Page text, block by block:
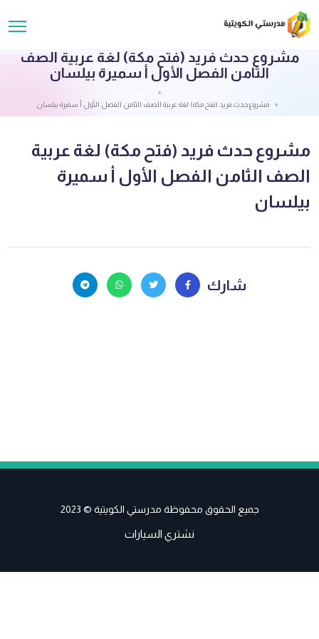
مشروع حدث فريد (فتح مكة) لغة عربية الصف
الثامن الفصل الأول أ سميرة بيلسان
مشروع حدث فريد (فتح مكة) لغة عربية الصف الثامن الفصل الأول أ سميرة بيلسان
مشروع حدث فريد (فتح مكة) لغة عربية
الصف الثامن الفصل الأول أ سميرة
بيلسان
شارك
جميع الحقوق محفوظة مدرستي الكويتية © 2023
نشتري السيارات